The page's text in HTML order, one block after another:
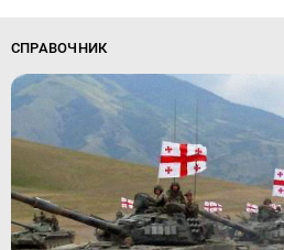
СПРАВОЧНИК